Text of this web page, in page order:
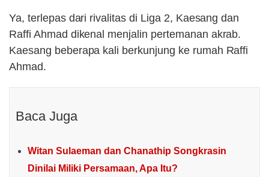
Ya, terlepas dari rivalitas di Liga 2, Kaesang dan
Raffi Ahmad dikenal menjalin pertemanan akrab.
Kaesang beberapa kali berkunjung ke rumah Raffi
Ahmad.
Baca Juga
Witan Sulaeman dan Chanathip Songkrasin
Dinilai Miliki Persamaan, Apa Itu?